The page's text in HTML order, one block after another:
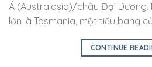
Á (Australasia)/châu Đại
lớn là Tasmania, một tiểu bang
CONTINUE